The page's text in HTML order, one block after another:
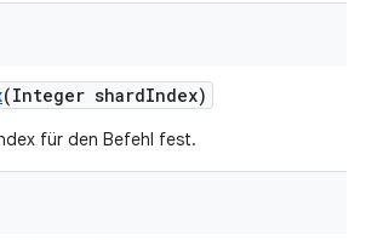
(Integer shardIndex)
für den Befehl fest.